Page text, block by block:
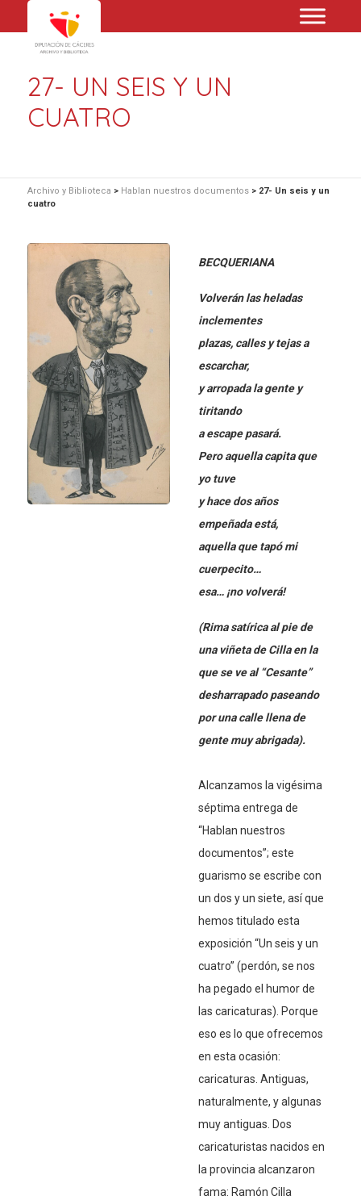
27- UN SEIS Y UN
CUATRO
Archivo y Biblioteca > Hablan nuestros documentos> 27- Un seis y un
cuatro
BECQUERIANA
Volverán las heladas
inclementes
plazas, calles y tejas a
escarchar,
y arropada la gente y
tiritando
a escape pasará.
Pero aquella capita que
yo tuve
y hace dos años
empeñada está,
aquella que tapó mi
cuerpecito…
esa… ¡no volverá!
(Rima satírica al pie de
una viñeta de Cilla en la
que se ve al “Cesante”
desharrapado paseando
por una calle llena de
gente muy abrigada).
Alcanzamos la vigésima
séptima entrega de
“Hablan nuestros
documentos”; este
guarismo se escribe con
un dos y un siete, así que
hemos titulado esta
exposición “Un seis y un
cuatro” (perdón, se nos
ha pegado el humor de
las caricaturas). Porque
eso es lo que ofrecemos
en esta ocasión:
caricaturas. Antiguas,
naturalmente, y algunas
muy antiguas. Dos
caricaturistas nacidos en
la provincia alcanzaron
fama: Ramón Cilla